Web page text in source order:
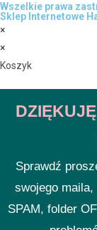
Wszelkie prawa
Sklep Internetowe
×
×
Koszyk
Sprawdź
swojego
SPAM, folder